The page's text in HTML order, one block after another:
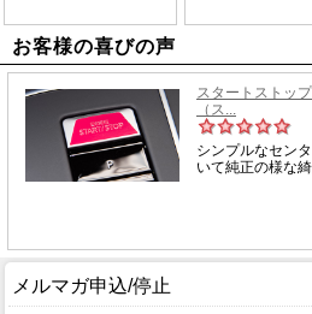
お客様の喜びの声
メルマガ申込/停止